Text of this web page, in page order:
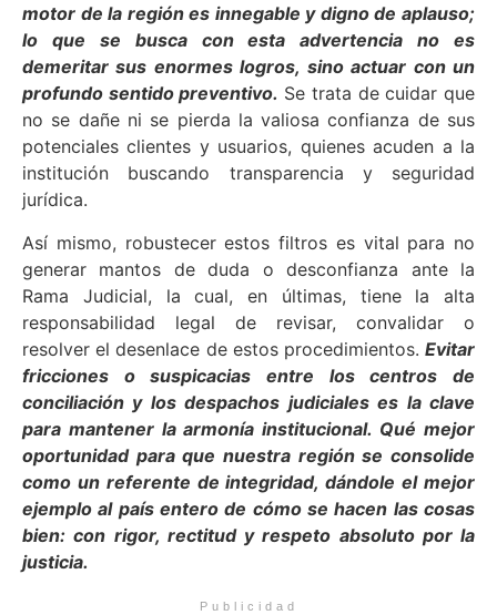
motor de la región es innegable y digno de aplauso;
lo que se busca con esta advertencia no es
demeritar sus enormes logros, sino actuar con un
profundo sentido preventivo. Se trata de cuidar que
no se dañe ni se pierda la valiosa confianza de sus
potenciales clientes y usuarios, quienes acuden a la
institución buscando transparencia y seguridad
jurídica.
Así mismo, robustecer estos filtros es vital para no
generar mantos de duda o desconfianza ante la
Rama Judicial, la cual, en últimas, tiene la alta
responsabilidad legal de revisar, convalidar o
resolver el desenlace de estos procedimientos. Evitar
fricciones o suspicacias entre los centros de
conciliación y los despachos judiciales es la clave
para mantener la armonía institucional. Qué mejor
oportunidad para que nuestra región se consolide
como un referente de integridad, dándole el mejor
ejemplo al país entero de cómo se hacen las cosas
bien: con rigor, rectitud y respeto absoluto por la
justicia.
Publicidad